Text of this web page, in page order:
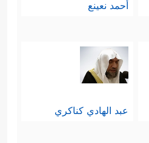
الأصل، وسلاحها
فالسيف ليس
يهتدي تحت حدِّ
على الحقيقة.
أحمد نعينع
عبد الهادي كناكري